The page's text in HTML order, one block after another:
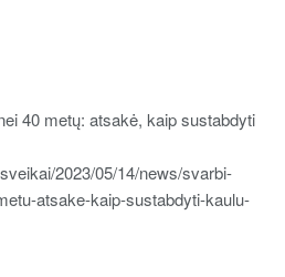
40 metų: atsakė, kaip sustabdyti
2023/05/14/news/svarbi-
atsake-kaip-sustabdyti-kaulu-